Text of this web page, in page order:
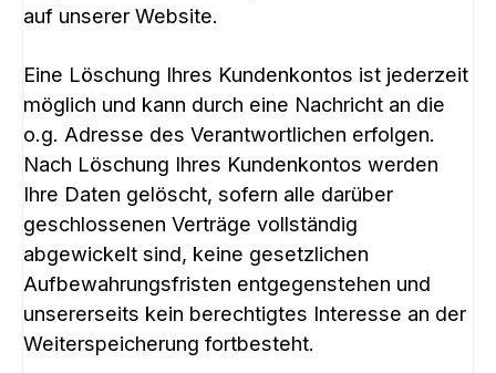
auf unserer Website.
Eine Löschung Ihres Kundenkontos ist jederzeit
möglich und kann durch eine Nachricht an die
o.g. Adresse des Verantwortlichen erfolgen.
Nach Löschung Ihres Kundenkontos werden
Ihre Daten gelöscht, sofern alle darüber
geschlossenen Verträge vollständig
abgewickelt sind, keine gesetzlichen
Aufbewahrungsfristen entgegenstehen und
unsererseits kein berechtigtes Interesse an der
Weiterspeicherung fortbesteht.